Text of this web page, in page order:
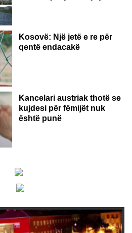
Kosovë: Një jetë e re për
qentë endacakë
Kancelari austriak thotë se
kujdesi për fëmijët nuk
është punë